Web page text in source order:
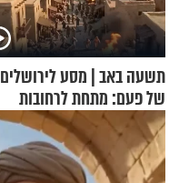
תשעה באב | מסע לירושלים
של פעם: מתחת לרחובות
ירושלים